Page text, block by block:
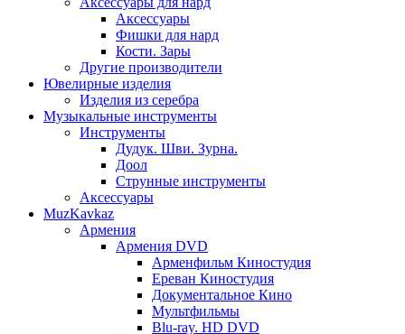
Аксессуары
Фишки для нард
Кости. Зары
Другие производители
Ювелирные изделия
Изделия из серебра
Музыкальные инструменты
Инструменты
Дудук. Шви. Зурна.
Доол
Струнные инструменты
Аксессуары
MuzKavkaz
Армения
Армения DVD
Арменфильм Киностудия
Ереван Киностудия
Документальное Кино
Мультфильмы
Blu-ray. HD DVD